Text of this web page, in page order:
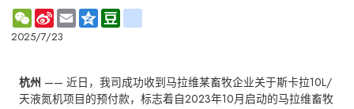
WeChat
Sina
Weibo
Email Qzone
2025/7/23
杭州 —— 近日，我司成功收到马拉维某畜牧企业关于斯卡拉10L/
天液氮机项目的预付款，标志着自2023年10月启动的马拉维畜牧